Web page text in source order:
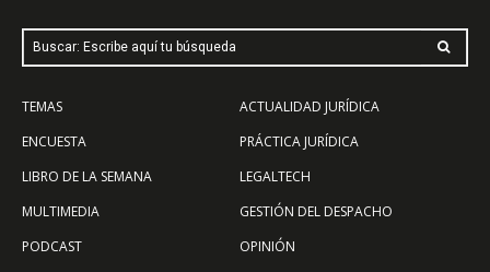
Buscar: Escribe aquí tu búsqueda
TEMAS
ENCUESTA
LIBRO DE LA SEMANA
MULTIMEDIA
PODCAST
ACTUALIDAD JURÍDICA
PRÁCTICA JURÍDICA
LEGALTECH
GESTIÓN DEL DESPACHO
OPINIÓN